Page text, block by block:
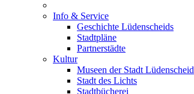
Info & Service
Geschichte Lüdenscheids
Stadtpläne
Partnerstädte
Kultur
Museen der Stadt Lüdenscheid
Stadt des Lichts
Stadtbücherei